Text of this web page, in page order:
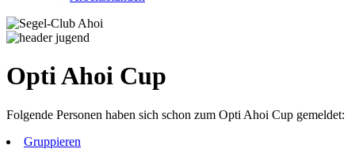
Opti Ahoi Cup
Folgende Personen haben sich schon zum Opti Ahoi Cup gemeldet:
Gruppieren